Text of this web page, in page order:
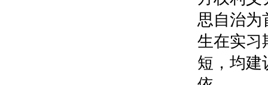
思自治为
生在实习
短，均建